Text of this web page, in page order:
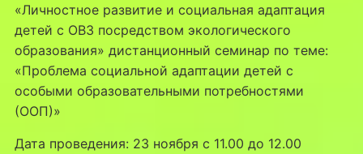
«Личностное развитие и социальная адаптация
детей с ОВЗ посредством экологического
образования» дистанционный семинар по теме:
«Проблема социальной адаптации детей с
особыми образовательными потребностями
(ООП)»
Дата проведения: 23 ноября с 11.00 до 12.00